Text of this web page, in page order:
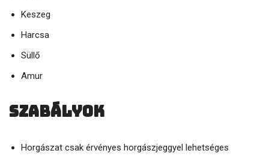
Keszeg
Harcsa
Süllő
Amur
Szabályok
Horgászat csak érvényes horgászjeggyel lehetséges